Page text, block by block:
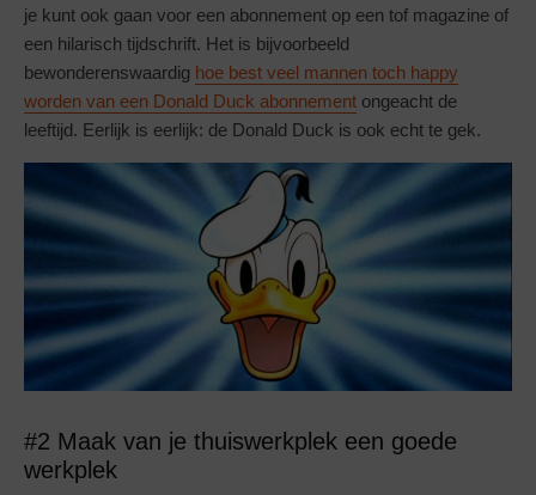
je kunt ook gaan voor een abonnement op een tof magazine of
een hilarisch tijdschrift. Het is bijvoorbeeld
bewonderenswaardig hoe best veel mannen toch happy
worden van een Donald Duck abonnement ongeacht de
leeftijd. Eerlijk is eerlijk: de Donald Duck is ook echt te gek.
#2 Maak van je thuiswerkplek een goede
werkplek